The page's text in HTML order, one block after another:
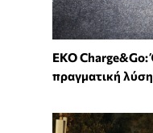
EKO Charge&Go:
πραγματική